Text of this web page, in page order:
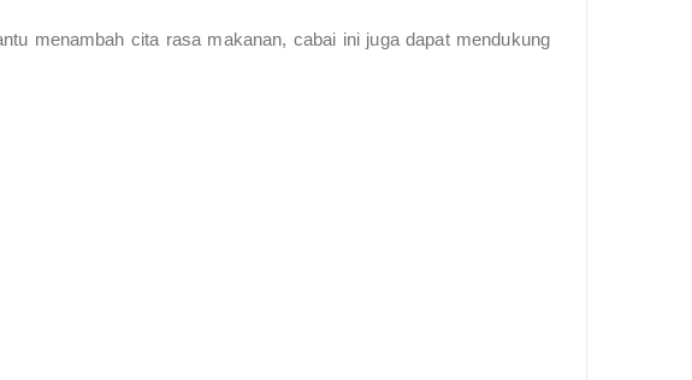
menambah cita rasa makanan, cabai ini juga dapat mendukung